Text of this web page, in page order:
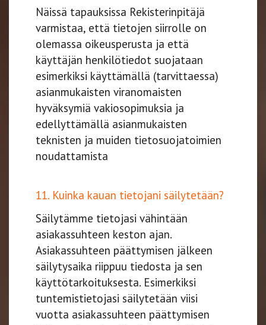
Näissä tapauksissa Rekisterinpitäjä
varmistaa, että tietojen siirrolle on
olemassa oikeusperusta ja että
käyttäjän henkilötiedot suojataan
esimerkiksi käyttämällä (tarvittaessa)
asianmukaisten viranomaisten
hyväksymiä vakiosopimuksia ja
edellyttämällä asianmukaisten
teknisten ja muiden tietosuojatoimien
noudattamista
11. Kuinka kauan tietojani säilytetään?
Säilytämme tietojasi vähintään
asiakassuhteen keston ajan.
Asiakassuhteen päättymisen jälkeen
säilytysaika riippuu tiedosta ja sen
käyttötarkoituksesta. Esimerkiksi
tuntemistietojasi säilytetään viisi
vuotta asiakassuhteen päättymisen